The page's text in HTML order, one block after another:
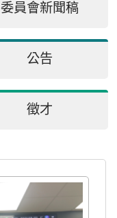
委員會新聞稿
公告
徵才